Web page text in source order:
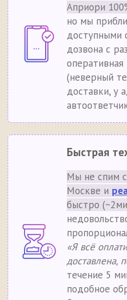
Априори
но мы
доступными
дозвона с
(неверный
доставки, у
Быстрая
Мы не спим
Москве и
быстро
«Я всё
доставлена,
течение 5
подобное